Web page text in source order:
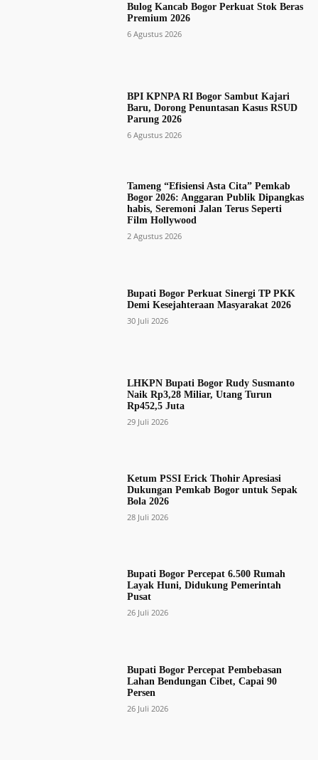
Bulog Kancab Bogor Perkuat Stok Beras
Premium 2026
6 Agustus 2026
BPI KPNPA RI Bogor Sambut Kajari
Baru, Dorong Penuntasan Kasus RSUD
Parung 2026
6 Agustus 2026
Tameng “Efisiensi Asta Cita” Pemkab
Bogor 2026: Anggaran Publik Dipangkas
habis, Seremoni Jalan Terus Seperti
Film Hollywood
2 Agustus 2026
Bupati Bogor Perkuat Sinergi TP PKK
Demi Kesejahteraan Masyarakat 2026
30 Juli 2026
LHKPN Bupati Bogor Rudy Susmanto
Naik Rp3,28 Miliar, Utang Turun
Rp452,5 Juta
29 Juli 2026
Ketum PSSI Erick Thohir Apresiasi
Dukungan Pemkab Bogor untuk Sepak
Bola 2026
28 Juli 2026
Bupati Bogor Percepat 6.500 Rumah
Layak Huni, Didukung Pemerintah
Pusat
26 Juli 2026
Bupati Bogor Percepat Pembebasan
Lahan Bendungan Cibet, Capai 90
Persen
26 Juli 2026